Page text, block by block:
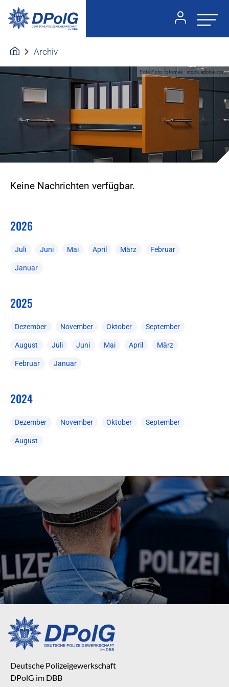
Archiv
Foto:Foto: fotomek - stock.adobe.com
Keine Nachrichten verfügbar.
2026
Juli Juni Mai April März Februar
Januar
2025
Dezember November Oktober September
August Juli Juni Mai April März
Februar Januar
2024
Dezember November Oktober September
August
Deutsche Polizeigewerkschaft
DPolG im DBB